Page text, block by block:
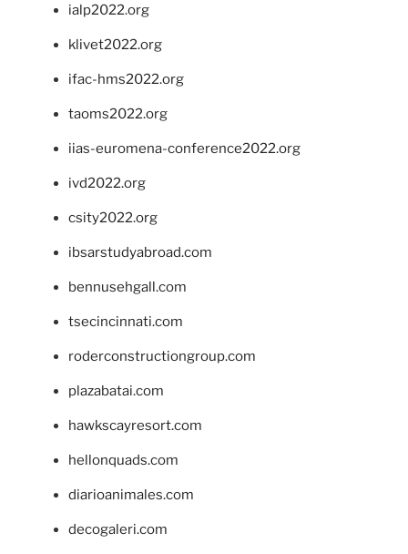
ialp2022.org
klivet2022.org
ifac-hms2022.org
taoms2022.org
iias-euromena-conference2022.org
ivd2022.org
csity2022.org
ibsarstudyabroad.com
bennusehgall.com
tsecincinnati.com
roderconstructiongroup.com
plazabatai.com
hawkscayresort.com
hellonquads.com
diarioanimales.com
decogaleri.com